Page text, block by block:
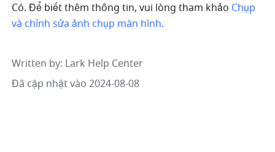
Có. Để biết thêm thông tin, vui lòng tham khảo Chụp
và chỉnh sửa ảnh chụp màn hình.
Written by: Lark Help Center
Đã cập nhật vào 2024-08-08